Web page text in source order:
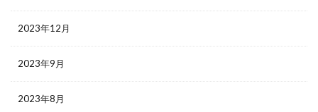
2023年12月
2023年9月
2023年8月